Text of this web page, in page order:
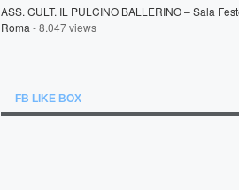
ASS. CULT. IL PULCINO BALLERINO – Sala
Roma - 8.047 views
FB LIKE BOX